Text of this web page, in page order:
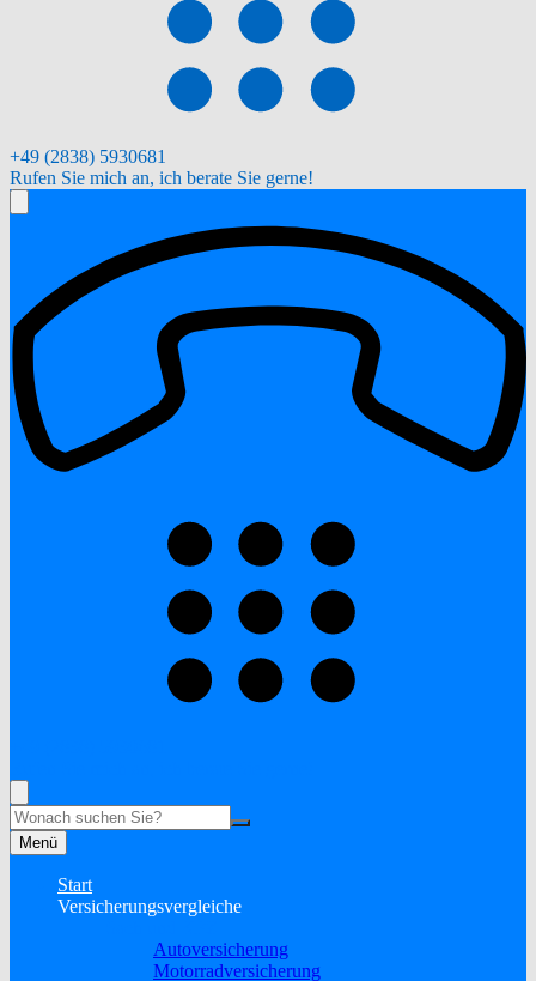
+49 (2838) 5930681
Rufen Sie mich an, ich berate Sie gerne!
Suche
Menü
Start
Versicherungsvergleiche
Autoversicherung
Motorradversicherung